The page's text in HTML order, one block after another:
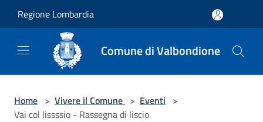
Regione Lombardia
Comune di Valbondione
Home > Vivere il Comune > Eventi >
Vai col lissssio - Rassegna di liscio